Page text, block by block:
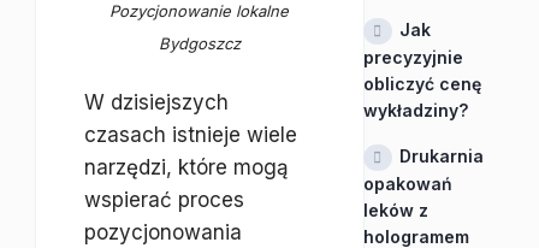
Pozycjonowanie lokalne
Bydgoszcz
W dzisiejszych
czasach istnieje wiele
narzędzi, które mogą
wspierać proces
pozycjonowania
Jak
precyzyjnie
obliczyć cenę
wykładziny?
Drukarnia
opakowań
leków z
hologramem